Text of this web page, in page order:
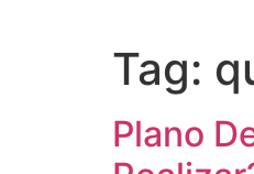
Tag:
Plano